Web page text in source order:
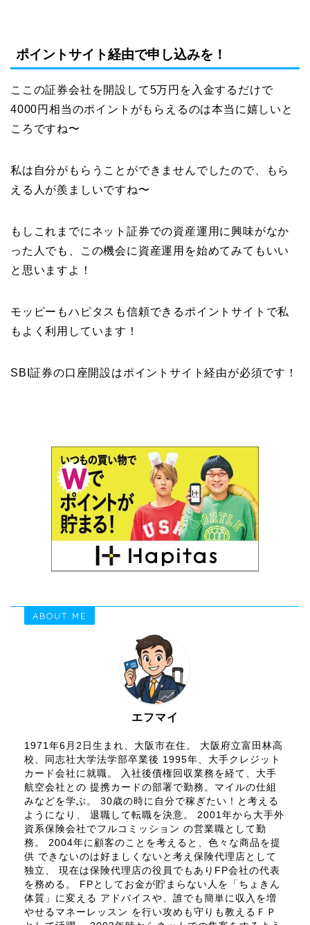
ポイントサイト経由で申し込みを！
ここの証券会社を開設して5万円を入金するだけで
4000円相当のポイントがもらえるのは本当に嬉しいと
ころですね〜
私は自分がもらうことができませんでしたので、もら
える人が羨ましいですね〜
もしこれまでにネット証券での資産運用に興味がなか
った人でも、この機会に資産運用を始めてみてもいい
と思いますよ！
モッピーもハピタスも信頼できるポイントサイトで私
もよく利用しています！
SBI証券の口座開設はポイントサイト経由が必須です！
ABOUT ME
エフマイ
1971年6月2日生まれ、大阪市在住。 大阪府立富田林高
校、同志社大学法学部卒業後 1995年、大手クレジット
カード会社に就職。 入社後債権回収業務を経て、大手
航空会社との 提携カードの部署で勤務。マイルの仕組
みなどを学ぶ。 30歳の時に自分で稼ぎたい！と考える
ようになり、 退職して転職を決意。 2001年から大手外
資系保険会社でフルコミッション の営業職として勤
務。 2004年に顧客のことを考えると、色々な商品を提
供 できないのは好ましくないと考え保険代理店として
独立、 現在は保険代理店の役員でもありFP会社の代表
を務める。 FPとしてお金が貯まらない人を「ちょきん
体質」に変える アドバイスや、誰でも簡単に収入を増
やせるマネーレッスン を行い攻めも守りも教えるＦＰ